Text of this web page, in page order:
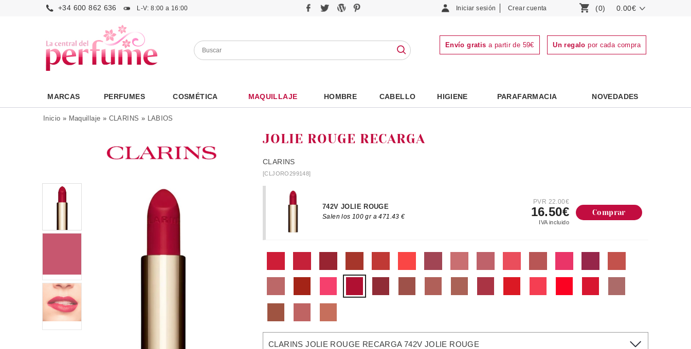
+34 600 862 636 L-V: 8:00 a 16:00 Iniciar sesión Crear cuenta (0) 0.00€
Envío gratis a partir de 59€ Un regalo por cada compra
MARCAS PERFUMES COSMÉTICA MAQUILLAJE HOMBRE CABELLO HIGIENE PARAFARMACIA NOVEDADES
Inicio » Maquillaje » CLARINS » LABIOS
JOLIE ROUGE RECARGA
CLARINS
[CLJORO299148]
742V JOLIE ROUGE
Salen los 100 gr a 471.43 €
PVR 22.00€
16.50€
IVA incluido
Comprar
CLARINS JOLIE ROUGE RECARGA 742V JOLIE ROUGE